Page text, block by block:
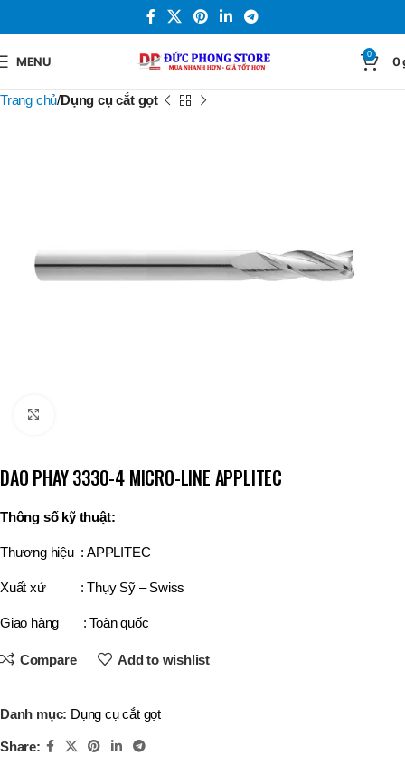
MENU 0 0
Trang chủ Dụng cụ cắt gọt
DAO PHAY 3330-4 MICRO-LINE APPLITEC
Thông số kỹ thuật:
Thương hiệu : APPLITEC
Xuất xứ : Thụy Sỹ – Swiss
Giao hàng : Toàn quốc
Compare Add to wishlist
Danh mục: Dụng cụ cắt gọt
Share: